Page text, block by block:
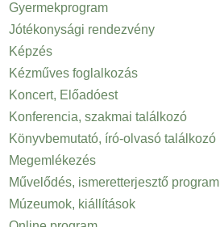
Gyermekprogram
Jótékonysági rendezvény
Képzés
Kézműves foglalkozás
Koncert, Előadóest
Konferencia, szakmai találkozó
Könyvbemutató, író-olvasó találkozó
Megemlékezés
Művelődés, ismeretterjesztő program
Múzeumok, kiállítások